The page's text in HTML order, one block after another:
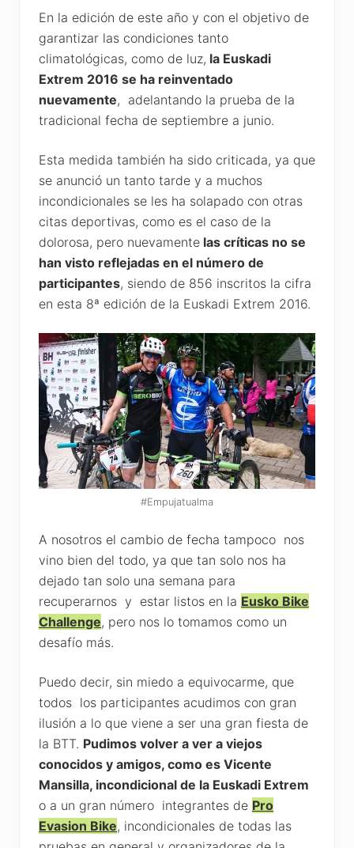
En la edición de este año y con el objetivo de
garantizar las condiciones tanto
climatológicas, como de luz, la Euskadi
Extrem 2016 se ha reinventado
nuevamente, adelantando la prueba de la
tradicional fecha de septiembre a junio.
Esta medida también ha sido criticada, ya que
se anunció un tanto tarde y a muchos
incondicionales se les ha solapado con otras
citas deportivas, como es el caso de la
dolorosa, pero nuevamente las críticas no se
han visto reflejadas en el número de
participantes, siendo de 856 inscritos la cifra
en esta 8ª edición de la Euskadi Extrem 2016.
#Empujatualma
A nosotros el cambio de fecha tampoco nos
vino bien del todo, ya que tan solo nos ha
dejado tan solo una semana para
recuperarnos y estar listos en la Eusko Bike
Challenge, pero nos lo tomamos como un
desafío más.
Puedo decir, sin miedo a equivocarme, que
todos los participantes acudimos con gran
ilusión a lo que viene a ser una gran fiesta de
la BTT. Pudimos volver a ver a viejos
conocidos y amigos, como es Vicente
Mansilla, incondicional de la Euskadi Extrem
o a un gran número integrantes de Pro
Evasion Bike, incondicionales de todas las